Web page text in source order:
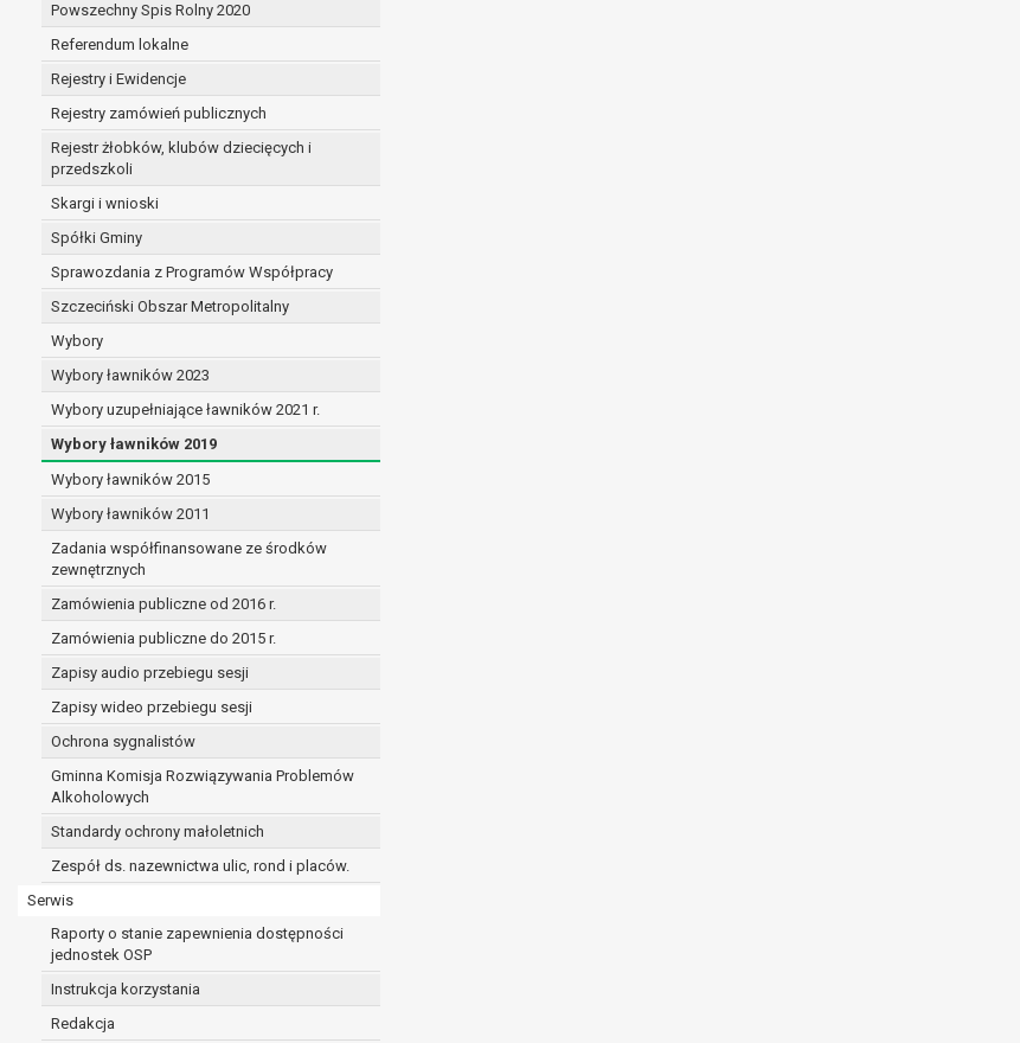
Powszechny Spis Rolny 2020
Referendum lokalne
Rejestry i Ewidencje
Rejestry zamówień publicznych
Rejestr żłobków, klubów dziecięcych i
przedszkoli
Skargi i wnioski
Spółki Gminy
Sprawozdania z Programów Współpracy
Szczeciński Obszar Metropolitalny
Wybory
Wybory ławników 2023
Wybory uzupełniające ławników 2021 r.
Wybory ławników 2019
Wybory ławników 2015
Wybory ławników 2011
Zadania współfinansowane ze środków
zewnętrznych
Zamówienia publiczne od 2016 r.
Zamówienia publiczne do 2015 r.
Zapisy audio przebiegu sesji
Zapisy wideo przebiegu sesji
Ochrona sygnalistów
Gminna Komisja Rozwiązywania Problemów
Alkoholowych
Standardy ochrony małoletnich
Zespół ds. nazewnictwa ulic, rond i placów.
Serwis
Raporty o stanie zapewnienia dostępności
jednostek OSP
Instrukcja korzystania
Redakcja